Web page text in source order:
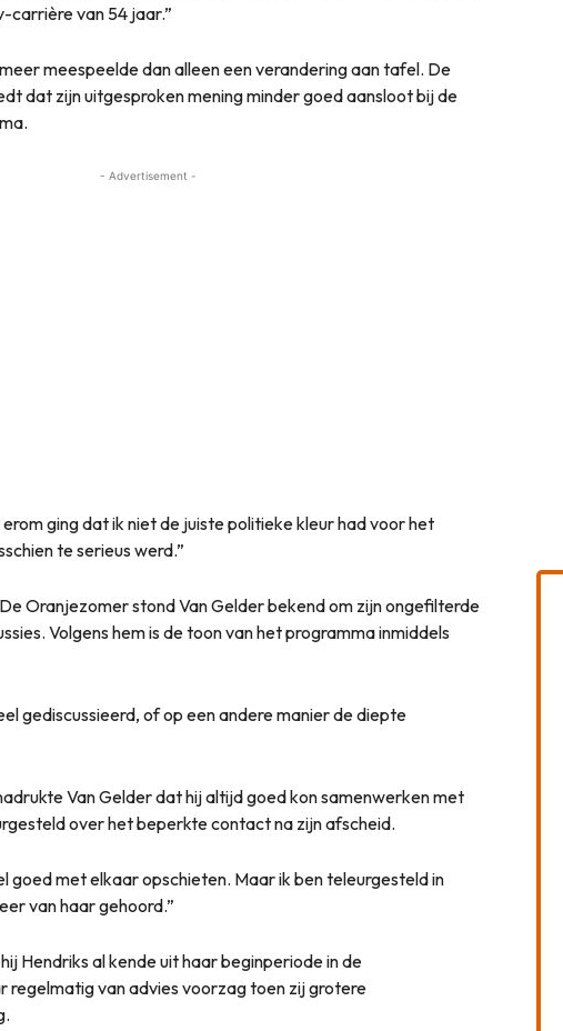
carrière van 54 jaar.”
meespeelde dan alleen een verandering aan tafel. De
dat zijn uitgesproken mening minder goed aansloot bij de
- Advertisement -
ging dat ik niet de juiste politieke kleur had voor het
te serieus werd.”
Oranjezomer stond Van Gelder bekend om zijn ongefilterde
Volgens hem is de toon van het programma inmiddels
gediscussieerd, of op een andere manier de diepte
Van Gelder dat hij altijd goed kon samenwerken met
over het beperkte contact na zijn afscheid.
goed met elkaar opschieten. Maar ik ben teleurgesteld in
van haar gehoord.”
Hendriks al kende uit haar beginperiode in de
regelmatig van advies voorzag toen zij grotere